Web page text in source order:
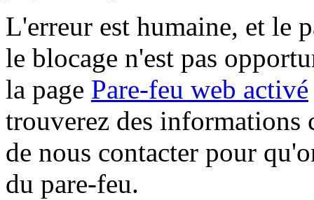
L'erreur est humaine, et le
le blocage n'est pas
la page Pare-feu web activé
trouverez des informations
de nous contacter pour
du pare-feu.